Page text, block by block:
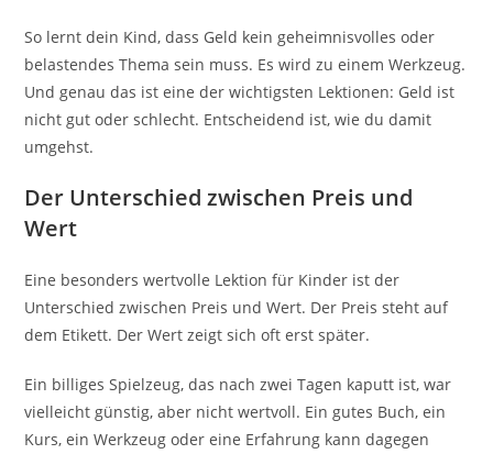
So lernt dein Kind, dass Geld kein geheimnisvolles oder
belastendes Thema sein muss. Es wird zu einem Werkzeug.
Und genau das ist eine der wichtigsten Lektionen: Geld ist
nicht gut oder schlecht. Entscheidend ist, wie du damit
umgehst.
Der Unterschied zwischen Preis und
Wert
Eine besonders wertvolle Lektion für Kinder ist der
Unterschied zwischen Preis und Wert. Der Preis steht auf
dem Etikett. Der Wert zeigt sich oft erst später.
Ein billiges Spielzeug, das nach zwei Tagen kaputt ist, war
vielleicht günstig, aber nicht wertvoll. Ein gutes Buch, ein
Kurs, ein Werkzeug oder eine Erfahrung kann dagegen